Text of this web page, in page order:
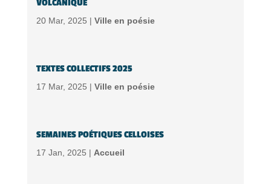
VOLCANIQUE
20 Mar, 2025 | Ville en poésie
TEXTES COLLECTIFS 2025
17 Mar, 2025 | Ville en poésie
SEMAINES POÉTIQUES CELLOISES
17 Jan, 2025 | Accueil